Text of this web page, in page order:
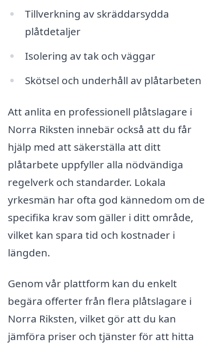
Tillverkning av skräddarsydda
plåtdetaljer
Isolering av tak och väggar
Skötsel och underhåll av plåtarbeten
Att anlita en professionell plåtslagare i
Norra Riksten innebär också att du får
hjälp med att säkerställa att ditt
plåtarbete uppfyller alla nödvändiga
regelverk och standarder. Lokala
yrkesmän har ofta god kännedom om de
specifika krav som gäller i ditt område,
vilket kan spara tid och kostnader i
längden.
Genom vår plattform kan du enkelt
begära offerter från flera plåtslagare i
Norra Riksten, vilket gör att du kan
jämföra priser och tjänster för att hitta